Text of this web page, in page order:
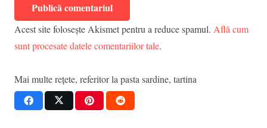
Publică comentariul
Acest site folosește Akismet pentru a reduce spamul. Află cum
sunt procesate datele comentariilor tale.
Mai multe rețete, referitor la pasta sardine, tartina